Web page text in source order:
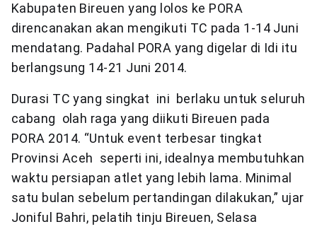
Kabupaten Bireuen yang lolos ke PORA
direncanakan akan mengikuti TC pada 1-14 Juni
mendatang. Padahal PORA yang digelar di Idi itu
berlangsung 14-21 Juni 2014.
Durasi TC yang singkat ini berlaku untuk seluruh
cabang olah raga yang diikuti Bireuen pada
PORA 2014. “Untuk event terbesar tingkat
Provinsi Aceh seperti ini, idealnya membutuhkan
waktu persiapan atlet yang lebih lama. Minimal
satu bulan sebelum pertandingan dilakukan,” ujar
Joniful Bahri, pelatih tinju Bireuen, Selasa